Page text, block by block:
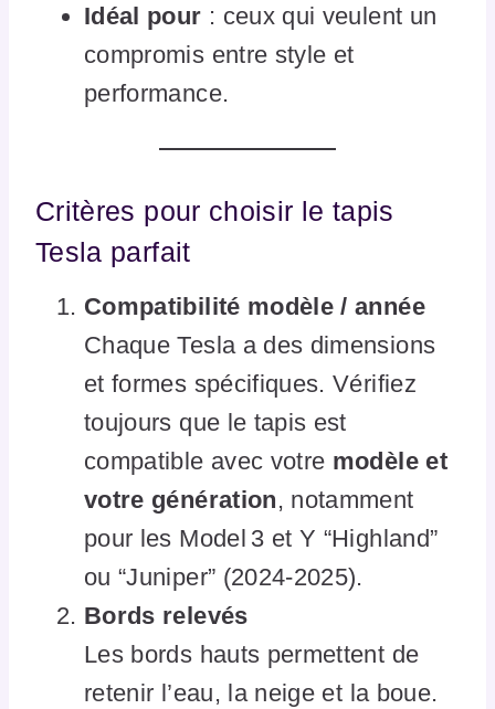
Idéal pour : ceux qui veulent un
compromis entre style et
performance.
Critères pour choisir le tapis
Tesla parfait
Compatibilité modèle / année
Chaque Tesla a des dimensions
et formes spécifiques. Vérifiez
toujours que le tapis est
compatible avec votre modèle et
votre génération, notamment
pour les Model 3 et Y “Highland”
ou “Juniper” (2024-2025).
Bords relevés
Les bords hauts permettent de
retenir l’eau, la neige et la boue.